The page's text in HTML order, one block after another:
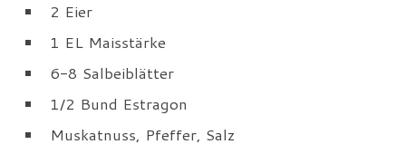
2 Eier
1 EL Maisstärke
6-8 Salbeiblätter
1/2 Bund Estragon
Muskatnuss, Pfeffer, Salz